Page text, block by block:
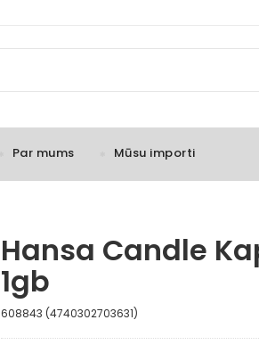
Par mums Mūsu importi
Hansa Candle
1gb
608843 (4740302703631)